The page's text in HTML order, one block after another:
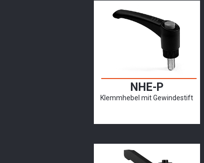
NHE-P
Klemmhebel mit Gewindestift